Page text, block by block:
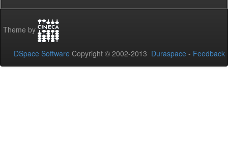
Theme by
DSpace Software Copyright © 2002-2013 Duraspace - Feedback